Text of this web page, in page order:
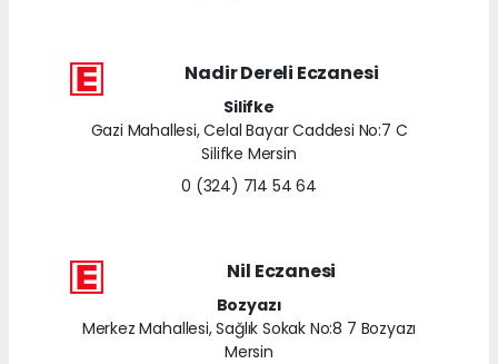
Nadir Dereli Eczanesi
Silifke
Gazi Mahallesi, Celal Bayar Caddesi No:7 C
Silifke Mersin
0 (324) 714 54 64
Nil Eczanesi
Bozyazı
Merkez Mahallesi, Sağlık Sokak No:8 7 Bozyazı
Mersin